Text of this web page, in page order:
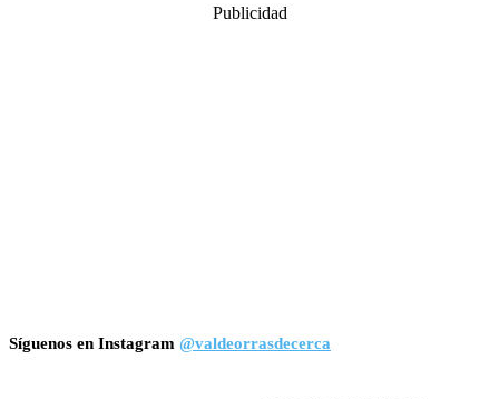
Publicidad
Síguenos en Instagram @valdeorrasdecerca